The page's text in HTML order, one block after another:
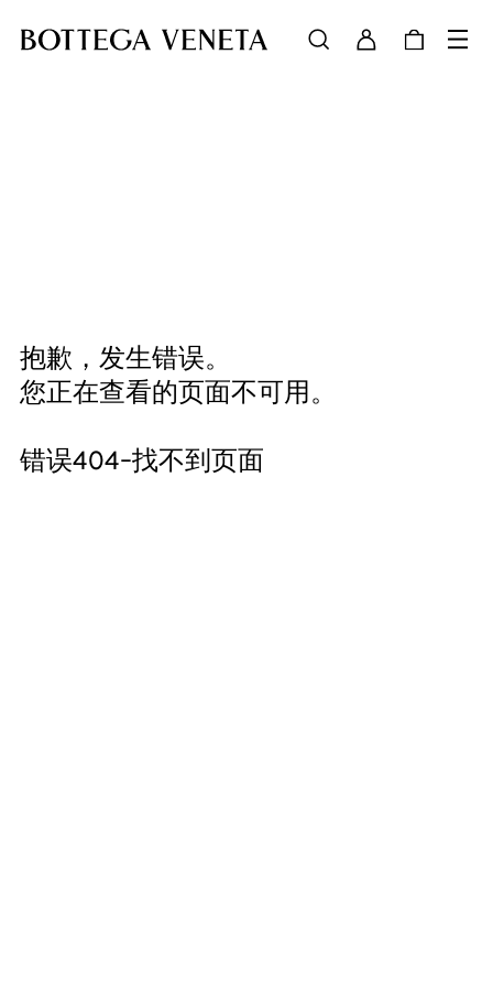
抱歉，发生错误。
您正在查看的页面不可用。
错误404-找不到页面